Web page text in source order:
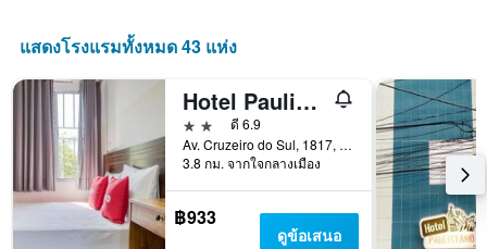
แสดงโรงแรมทั้งหมด 43 แห่ง
Hotel Paulistano Terminal Tietê
2 ดาว
ดี 6.9
Av. Cruzeiro do Sul, 1817, เซาเปาโล, บราซิล
3.8 กม. จากใจกลางเมือง
฿933
ดูข้อเสนอ